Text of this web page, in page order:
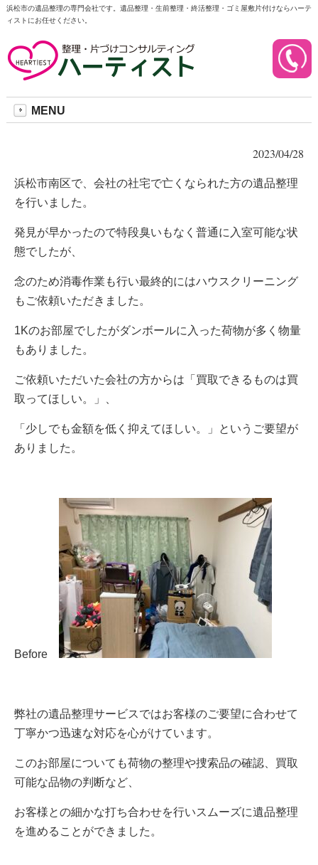
浜松市の遺品整理の専門会社です。遺品整理・生前整理・終活整理・ゴミ屋敷片付けならハーテ
ィストにお任せください。
MENU
事例：浜松市南区の遺品整
理／会社社宅のアパートで
2023/04/28
浜松市南区で、会社の社宅で亡くなられた方の遺品整理
を行いました。
発見が早かったので特段臭いもなく普通に入室可能な状
態でしたが、
念のため消毒作業も行い最終的にはハウスクリーニング
もご依頼いただきました。
1Kのお部屋でしたがダンボールに入った荷物が多く物量
もありました。
ご依頼いただいた会社の方からは「買取できるものは買
取ってほしい。」、
「少しでも金額を低く抑えてほしい。」というご要望が
ありました。
Before
弊社の遺品整理サービスではお客様のご要望に合わせて
丁寧かつ迅速な対応を心がけています。
このお部屋についても荷物の整理や捜索品の確認、買取
可能な品物の判断など、
お客様との細かな打ち合わせを行いスムーズに遺品整理
を進めることができました。